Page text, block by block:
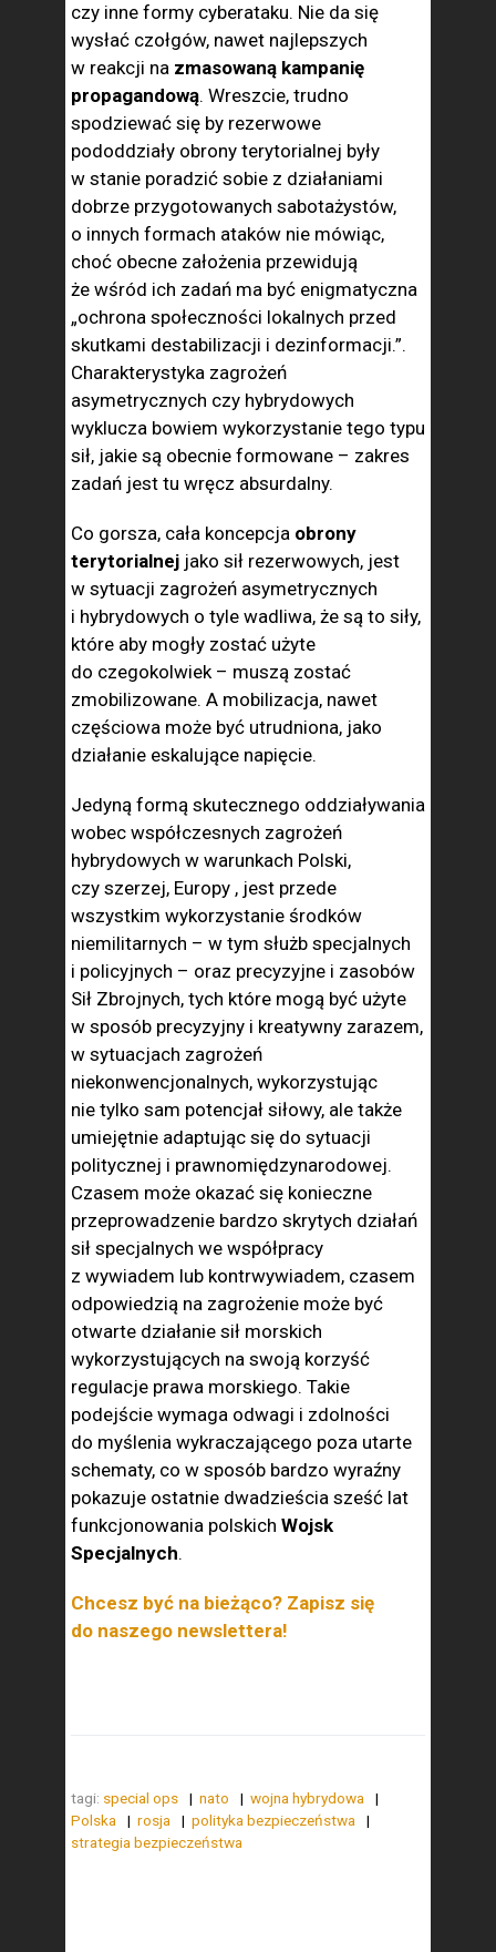
czy inne formy cyberataku. Nie da się
wysłać czołgów, nawet najlepszych
w reakcji na zmasowaną kampanię
propagandową. Wreszcie, trudno
spodziewać się by rezerwowe
pododdziały obrony terytorialnej były
w stanie poradzić sobie z działaniami
dobrze przygotowanych sabotażystów,
o innych formach ataków nie mówiąc,
choć obecne założenia przewidują
że wśród ich zadań ma być enigmatyczna
„ochrona społeczności lokalnych przed
skutkami destabilizacji i dezinformacji.”.
Charakterystyka zagrożeń
asymetrycznych czy hybrydowych
wyklucza bowiem wykorzystanie tego typu
sił, jakie są obecnie formowane – zakres
zadań jest tu wręcz absurdalny.
Co gorsza, cała koncepcja obrony
terytorialnej jako sił rezerwowych, jest
w sytuacji zagrożeń asymetrycznych
i hybrydowych o tyle wadliwa, że są to siły,
które aby mogły zostać użyte
do czegokolwiek – muszą zostać
zmobilizowane. A mobilizacja, nawet
częściowa może być utrudniona, jako
działanie eskalujące napięcie.
Jedyną formą skutecznego oddziaływania
wobec współczesnych zagrożeń
hybrydowych w warunkach Polski,
czy szerzej, Europy , jest przede
wszystkim wykorzystanie środków
niemilitarnych – w tym służb specjalnych
i policyjnych – oraz precyzyjne i zasobów
Sił Zbrojnych, tych które mogą być użyte
w sposób precyzyjny i kreatywny zarazem,
w sytuacjach zagrożeń
niekonwencjonalnych, wykorzystując
nie tylko sam potencjał siłowy, ale także
umiejętnie adaptując się do sytuacji
politycznej i prawnomiędzynarodowej.
Czasem może okazać się konieczne
przeprowadzenie bardzo skrytych działań
sił specjalnych we współpracy
z wywiadem lub kontrwywiadem, czasem
odpowiedzią na zagrożenie może być
otwarte działanie sił morskich
wykorzystujących na swoją korzyść
regulacje prawa morskiego. Takie
podejście wymaga odwagi i zdolności
do myślenia wykraczającego poza utarte
schematy, co w sposób bardzo wyraźny
pokazuje ostatnie dwadzieścia sześć lat
funkcjonowania polskich Wojsk
Specjalnych.
Chcesz być na bieżąco? Zapisz się
do naszego newslettera!
tagi: special ops nato
wojna hybrydowa
Polska
rosja
polityka bezpieczeństwa
strategia bezpieczeństwa